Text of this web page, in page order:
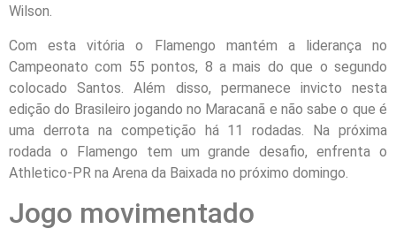
Wilson.
Com esta vitória o Flamengo mantém a liderança no
Campeonato com 55 pontos, 8 a mais do que o segundo
colocado Santos. Além disso, permanece invicto nesta
edição do Brasileiro jogando no Maracanã e não sabe o que é
uma derrota na competição há 11 rodadas. Na próxima
rodada o Flamengo tem um grande desafio, enfrenta o
Athletico-PR na Arena da Baixada no próximo domingo.
Jogo movimentado